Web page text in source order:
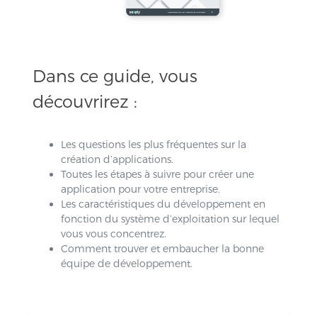
Dans ce guide, vous
découvrirez :
Les questions les plus fréquentes sur la
création d’applications.
Toutes les étapes à suivre pour créer une
application pour votre entreprise.
Les caractéristiques du développement en
fonction du système d’exploitation sur lequel
vous vous concentrez.
Comment trouver et embaucher la bonne
équipe de développement.